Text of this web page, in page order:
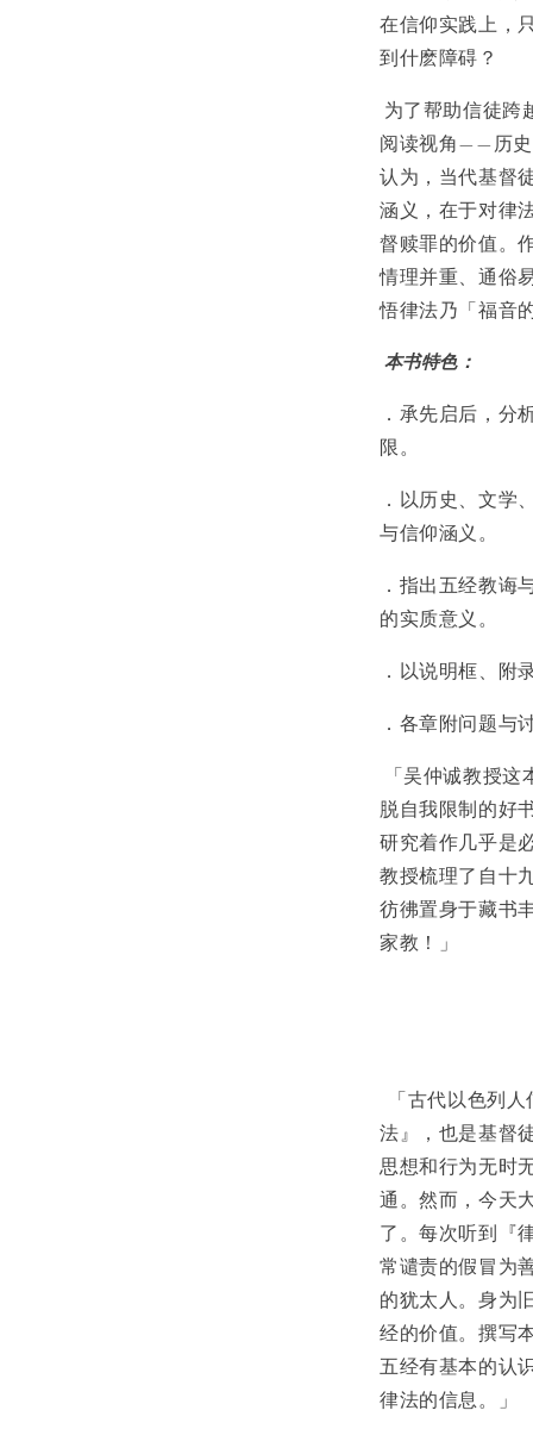
在信仰实践上，
到什麽障碍？
为了帮助信徒跨
阅读视角——历
认为，当代基督
涵义，在于对律
督赎罪的价值。
情理并重、通俗
悟律法乃「福音
本书特色：
．承先启后，分
限。
．以历史、文学
与信仰涵义。
．指出五经教诲
的实质意义。
．以说明框、附
．各章附问题与
「吴仲诚教授
脱自我限制的好
研究着作几乎是
教授梳理了自十
彷彿置身于藏书
家教！」
「古代以色列
法』，也是基督
思想和行为无时
通。然而，今天
了。每次听到『
常谴责的假冒为
的犹太人。身为
经的价值。撰写
五经有基本的认
律法的信息。」